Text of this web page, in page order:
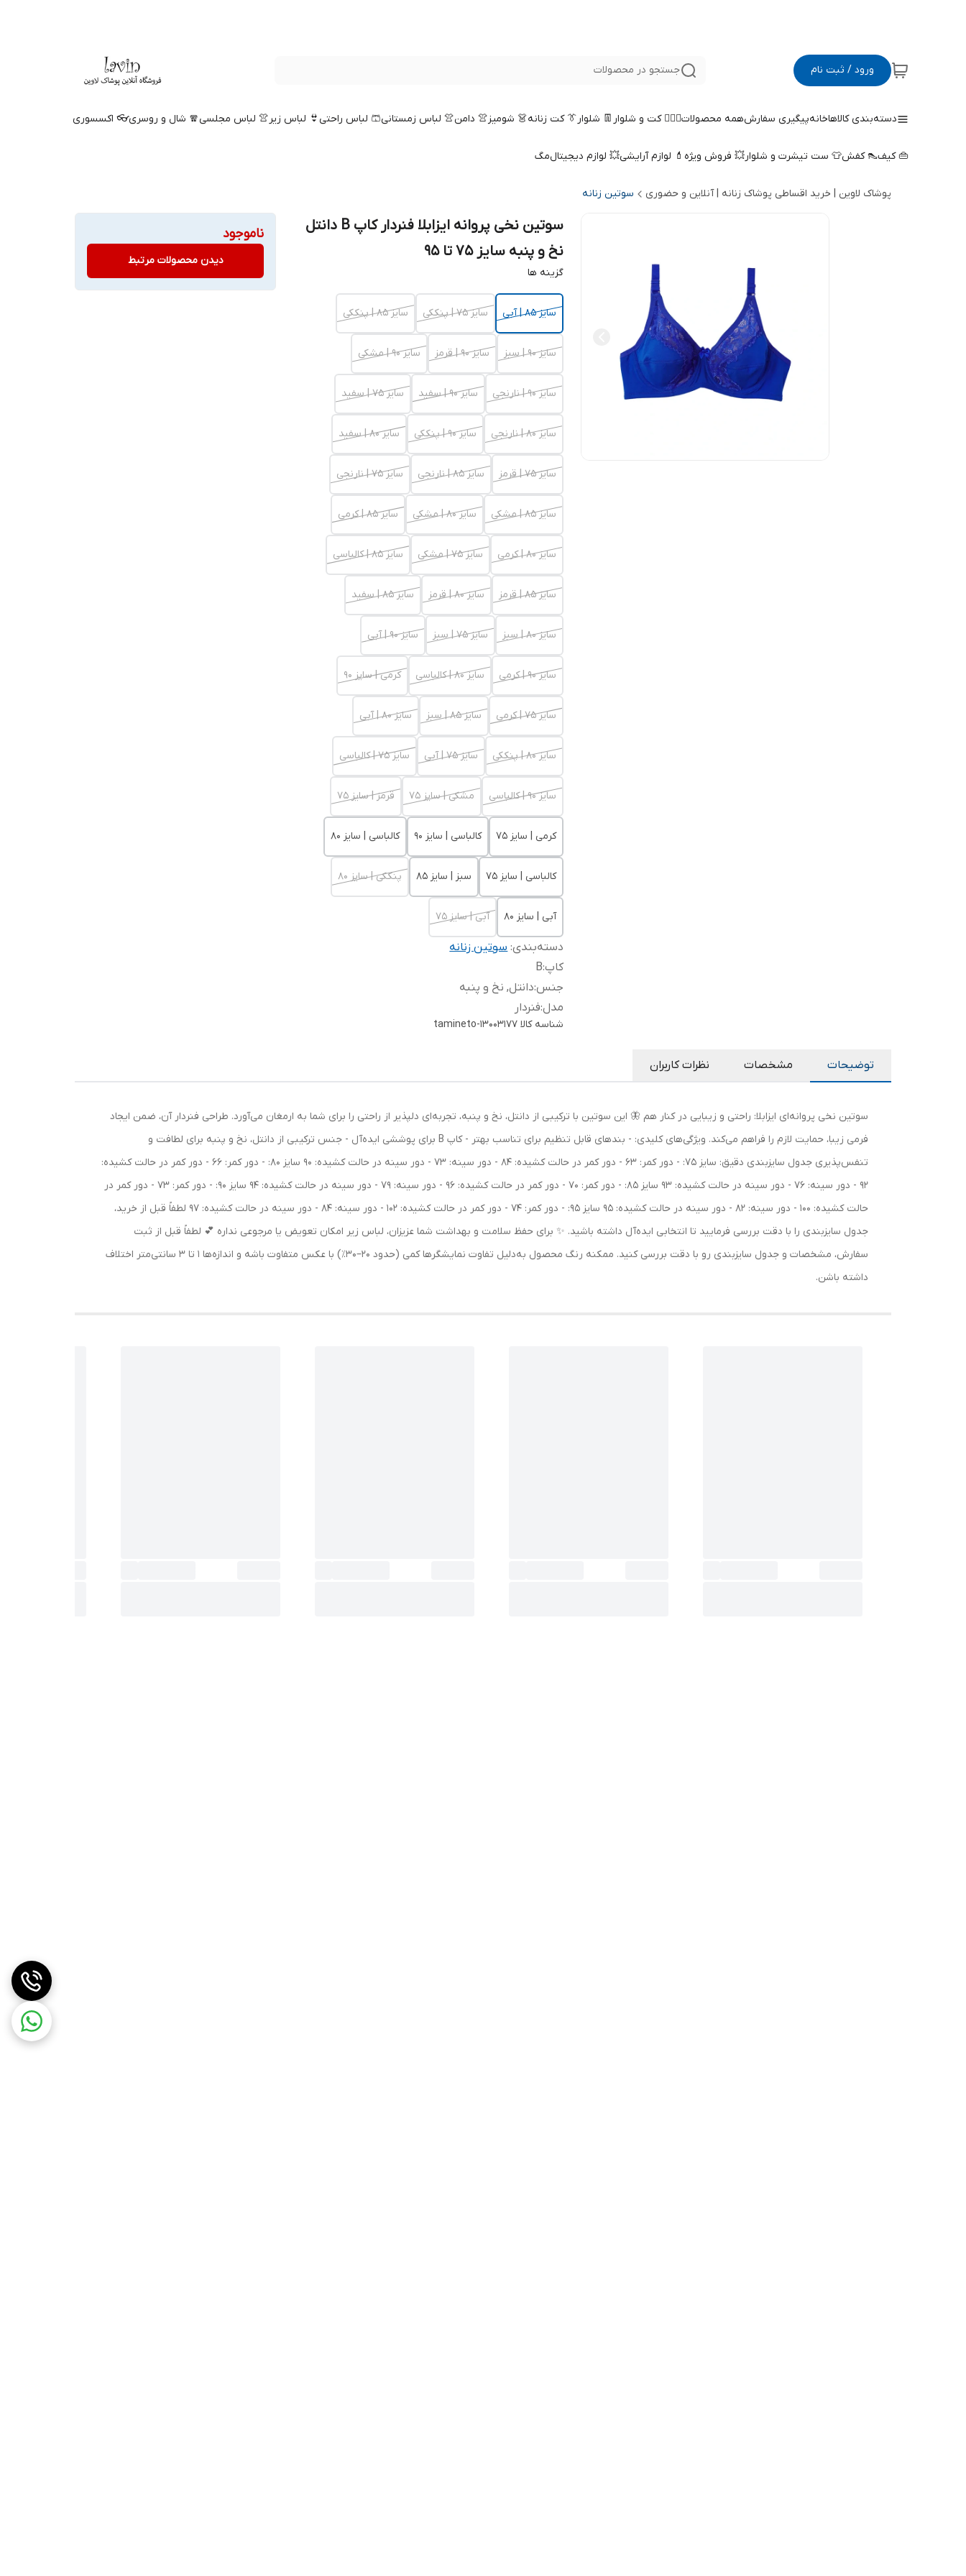
ورود / ثبت نام جستجو در محصولات
دسته‌بندی کالاهاخانهپیگیری سفارشهمه محصولات🤵🏻‍♀️ کت و شلوار 👖 شلوار👔 کت زنانه👗 شومیز👚 دامن👚 لباس زمستانی🩳 لباس راحتی👙 لباس زیر👚 لباس مجلسی🧣 شال و روسری👓 اکسسوری
👜 کیف👠 کفش👕 ست تیشرت و شلوار💥 فروش ویژه 💄 لوازم آرایشی💥 لوازم دیجیتالمگ
پوشاک لاوین | خرید اقساطی پوشاک زنانه | آنلاین و حضوری سوتین زنانه
سوتین نخی پروانه ایزابلا فنردار کاپ B دانتل
نخ و پنبه سایز 75 تا 95
گزینه ها
سایز 85 | آبی سایز 75 | پنککی سایز 85 | پنککی
سایز 90 | سبز سایز 90 | قرمز سایز 90 | مشکی
سایز 90 | نارنجی سایز 90 | سفید سایز 75 | سفید
سایز 80 | نارنجی سایز 90 | پنککی سایز 80 | سفید
سایز 75 | قرمز سایز 85 | نارنجی سایز 75 | نارنجی
سایز 85 | مشکی سایز 80 | مشکی سایز 85 | کرمی
سایز 80 | کرمی سایز 75 | مشکی سایز 85 | کالباسی
سایز 85 | قرمز سایز 80 | قرمز سایز 85 | سفید
سایز 80 | سبز سایز 75 | سبز سایز 90 | آبی
سایز 90 | کرمی سایز 80 | کالباسی کرمی | سایز 90
سایز 75 | کرمی سایز 85 | سبز سایز 80 | آبی
سایز 80 | پنککی سایز 75 | آبی سایز 75 | کالباسی
سایز 90 | کالباسی مشکی | سایز 75 قرمز | سایز 75
کرمی | سایز 75 کالباسی | سایز 90 کالباسی | سایز 80
کالباسی | سایز 75 سبز | سایز 85 پنککی | سایز 80
آبی | سایز 80 آبی | سایز 75
دسته‌بندی:سوتین زنانه
کاپ:
B
جنس:دانتل, نخ و پنبه
مدل:فنردار
شناسه کالا tamineto-13003177
ناموجود
دیدن محصولات مرتبط
توضیحات مشخصات نظرات کاربران
سوتین نخی پروانه‌ای ایزابلا: راحتی و زیبایی در کنار هم 🦋 این سوتین با ترکیبی از دانتل، نخ و پنبه، تجربه‌ای دلپذیر از راحتی را برای شما به ارمغان می‌آورد. طراحی فنردار آن، ضمن ایجاد
فرمی زیبا، حمایت لازم را فراهم می‌کند. ویژگی‌های کلیدی: - بندهای قابل تنظیم برای تناسب بهتر - کاپ B برای پوششی ایده‌آل - جنس ترکیبی از دانتل، نخ و پنبه برای لطافت و
تنفس‌پذیری جدول سایزبندی دقیق: سایز 75: - دور کمر: 63 - دور کمر در حالت کشیده: 84 - دور سینه: 73 - دور سینه در حالت کشیده: 90 سایز 80: - دور کمر: 66 - دور کمر در حالت کشیده:
92 - دور سینه: 76 - دور سینه در حالت کشیده: 93 سایز 85: - دور کمر: 70 - دور کمر در حالت کشیده: 96 - دور سینه: 79 - دور سینه در حالت کشیده: 94 سایز 90: - دور کمر: 73 - دور کمر در
حالت کشیده: 100 - دور سینه: 82 - دور سینه در حالت کشیده: 95 سایز 95: - دور کمر: 74 - دور کمر در حالت کشیده: 102 - دور سینه: 84 - دور سینه در حالت کشیده: 97 لطفاً قبل از خرید،
جدول سایزبندی را با دقت بررسی فرمایید تا انتخابی ایده‌آل داشته باشید. ✨ برای حفظ سلامت و بهداشت شما عزیزان، لباس زیر امکان تعویض یا مرجوعی نداره 💕 لطفاً قبل از ثبت
سفارش، مشخصات و جدول سایزبندی رو با دقت بررسی کنید. ممکنه رنگ محصول به‌دلیل تفاوت نمایشگرها کمی (حدود ۲۰–۳۰٪) با عکس متفاوت باشه و اندازه‌ها ۱ تا ۳ سانتی‌متر اختلاف
داشته باشن.